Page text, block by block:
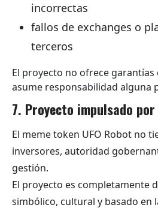
incorrectas
fallos de exchanges o
terceros
El proyecto no ofrece
asume responsabilidad alguna
7. Proyecto impulsado
El meme token UFO Robot no
inversores, autoridad
gestión.
El proyecto es completamente
simbólico, cultural y basado en